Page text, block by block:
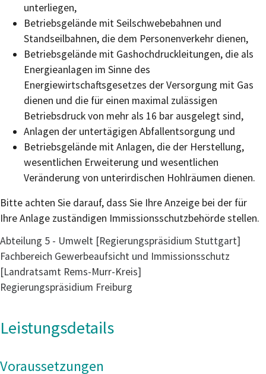
unterliegen,
Betriebsgelände mit Seilschwebebahnen und
Standseilbahnen, die dem Personenverkehr dienen,
Betriebsgelände mit Gashochdruckleitungen, die als
Energieanlagen im Sinne des
Energiewirtschaftsgesetzes der Versorgung mit Gas
dienen und die für einen maximal zulässigen
Betriebsdruck von mehr als 16 bar ausgelegt sind,
Anlagen der untertägigen Abfallentsorgung und
Betriebsgelände mit Anlagen, die der Herstellung,
wesentlichen Erweiterung und wesentlichen
Veränderung von unterirdischen Hohlräumen dienen.
Bitte achten Sie darauf, dass Sie Ihre Anzeige bei der für
Ihre Anlage zuständigen Immissionsschutzbehörde stellen.
Abteilung 5 - Umwelt [Regierungspräsidium Stuttgart]
Fachbereich Gewerbeaufsicht und Immissionsschutz
[Landratsamt Rems-Murr-Kreis]
Regierungspräsidium Freiburg
Leistungsdetails
Voraussetzungen